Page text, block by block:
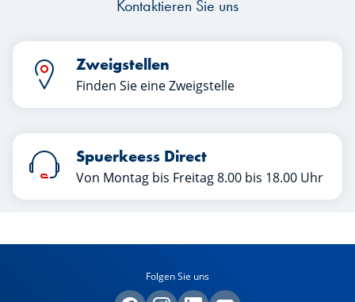
Kontaktieren Sie uns
Zweigstellen
Finden Sie eine Zweigstelle
Spuerkeess Direct
Von Montag bis Freitag 8.00 bis 18.00 Uhr
Folgen Sie uns